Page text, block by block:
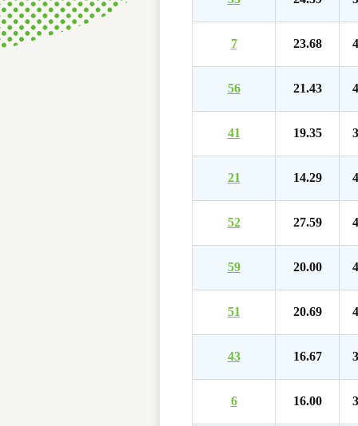
7 23.68
56 21.43
41 19.35
21 14.29
52 27.59
59 20.00
51 20.69
43 16.67
6 16.00